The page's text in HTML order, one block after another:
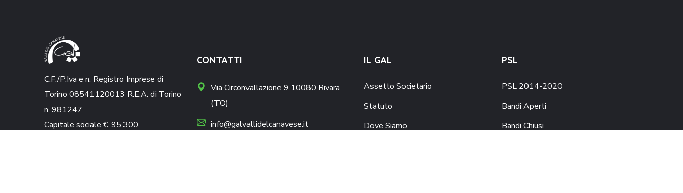
C.F./P.Iva e n. Registro Imprese di
Torino 08541120013 R.E.A. di Torino
n. 981247
Capitale sociale €. 95.300.
CONTATTI
Via Circonvallazione 9 10080 Rivara
(TO)
info@galvallidelcanavese.it
IL GAL
Assetto Societario
Statuto
Dove Siamo
PSL
PSL 2014-2020
Bandi Aperti
Bandi Chiusi